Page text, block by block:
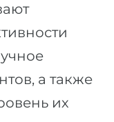
а также
их